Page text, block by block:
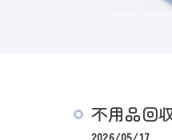
不用品回
2026/05/17